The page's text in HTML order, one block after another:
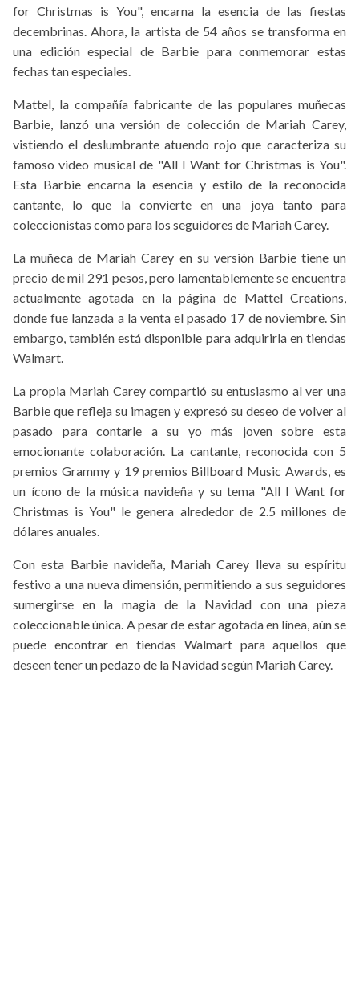
for Christmas is You", encarna la esencia de las fiestas
decembrinas. Ahora, la artista de 54 años se transforma en
una edición especial de Barbie para conmemorar estas
fechas tan especiales.
Mattel, la compañía fabricante de las populares muñecas
Barbie, lanzó una versión de colección de Mariah Carey,
vistiendo el deslumbrante atuendo rojo que caracteriza su
famoso video musical de "All I Want for Christmas is You".
Esta Barbie encarna la esencia y estilo de la reconocida
cantante, lo que la convierte en una joya tanto para
coleccionistas como para los seguidores de Mariah Carey.
La muñeca de Mariah Carey en su versión Barbie tiene un
precio de mil 291 pesos, pero lamentablemente se encuentra
actualmente agotada en la página de Mattel Creations,
donde fue lanzada a la venta el pasado 17 de noviembre. Sin
embargo, también está disponible para adquirirla en tiendas
Walmart.
La propia Mariah Carey compartió su entusiasmo al ver una
Barbie que refleja su imagen y expresó su deseo de volver al
pasado para contarle a su yo más joven sobre esta
emocionante colaboración. La cantante, reconocida con 5
premios Grammy y 19 premios Billboard Music Awards, es
un ícono de la música navideña y su tema "All I Want for
Christmas is You" le genera alrededor de 2.5 millones de
dólares anuales.
Con esta Barbie navideña, Mariah Carey lleva su espíritu
festivo a una nueva dimensión, permitiendo a sus seguidores
sumergirse en la magia de la Navidad con una pieza
coleccionable única. A pesar de estar agotada en línea, aún se
puede encontrar en tiendas Walmart para aquellos que
deseen tener un pedazo de la Navidad según Mariah Carey.